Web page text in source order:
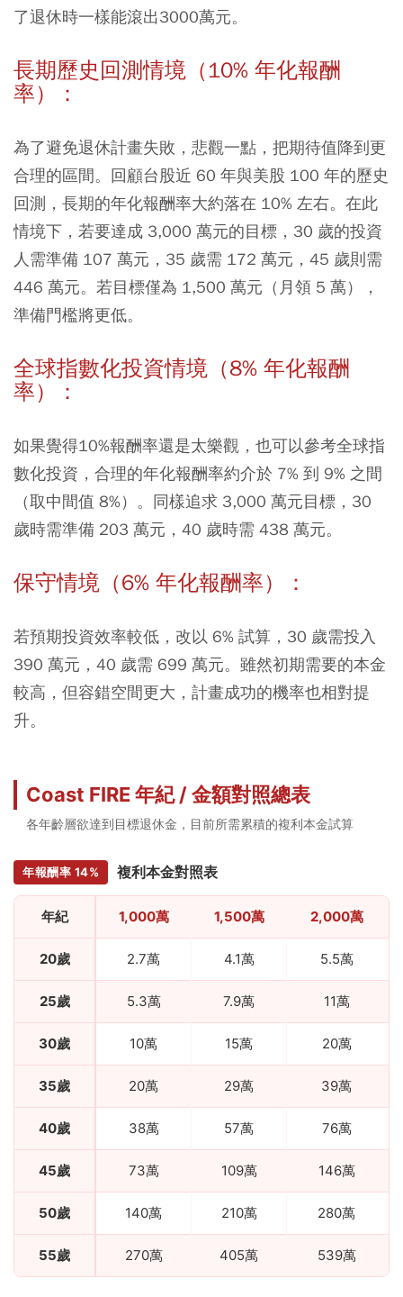
了退休時一樣能滾出3000萬元。
長期歷史回測情境（10% 年化報酬
率）：
為了避免退休計畫失敗，悲觀一點，把期待值降到更
合理的區間。回顧台股近 60 年與美股 100 年的歷史
回測，長期的年化報酬率大約落在 10% 左右。在此
情境下，若要達成 3,000 萬元的目標，30 歲的投資
人需準備 107 萬元，35 歲需 172 萬元，45 歲則需
446 萬元。若目標僅為 1,500 萬元（月領 5 萬），
準備門檻將更低。
全球指數化投資情境（8% 年化報酬
率）：
如果覺得10%報酬率還是太樂觀，也可以參考全球指
數化投資，合理的年化報酬率約介於 7% 到 9% 之間
（取中間值 8%）。同樣追求 3,000 萬元目標，30
歲時需準備 203 萬元，40 歲時需 438 萬元。
保守情境（6% 年化報酬率）：
若預期投資效率較低，改以 6% 試算，30 歲需投入
390 萬元，40 歲需 699 萬元。雖然初期需要的本金
較高，但容錯空間更大，計畫成功的機率也相對提
升。
Coast FIRE 年紀 / 金額對照總表
各年齡層欲達到目標退休金，目前所需累積的複利本金試算
年報酬率 14% 複利本金對照表
年紀 1,000萬 1,500萬 2,000萬
20歲 2.7萬 4.1萬 5.5萬
25歲 5.3萬 7.9萬 11萬
30歲 10萬 15萬 20萬
35歲 20萬 29萬 39萬
40歲 38萬 57萬 76萬
45歲 73萬 109萬 146萬
50歲 140萬 210萬 280萬
55歲 270萬 405萬 539萬